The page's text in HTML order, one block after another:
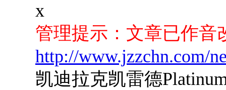
x
管理提示：文章已作音
http://www.jzzchn.com/
凯迪拉克凯雷德